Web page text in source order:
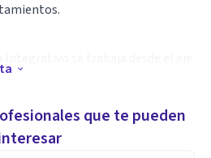
sujeto activo de su vida.
que te pueden